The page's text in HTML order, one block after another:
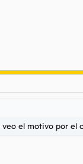
el motivo por el